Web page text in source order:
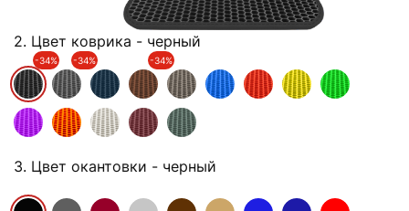
2. Цвет коврика - черный
-34% -34% -34%
3. Цвет окантовки - черный